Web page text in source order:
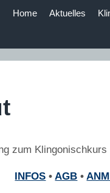
Home Aktuelles
zum
INFOS •AGB •